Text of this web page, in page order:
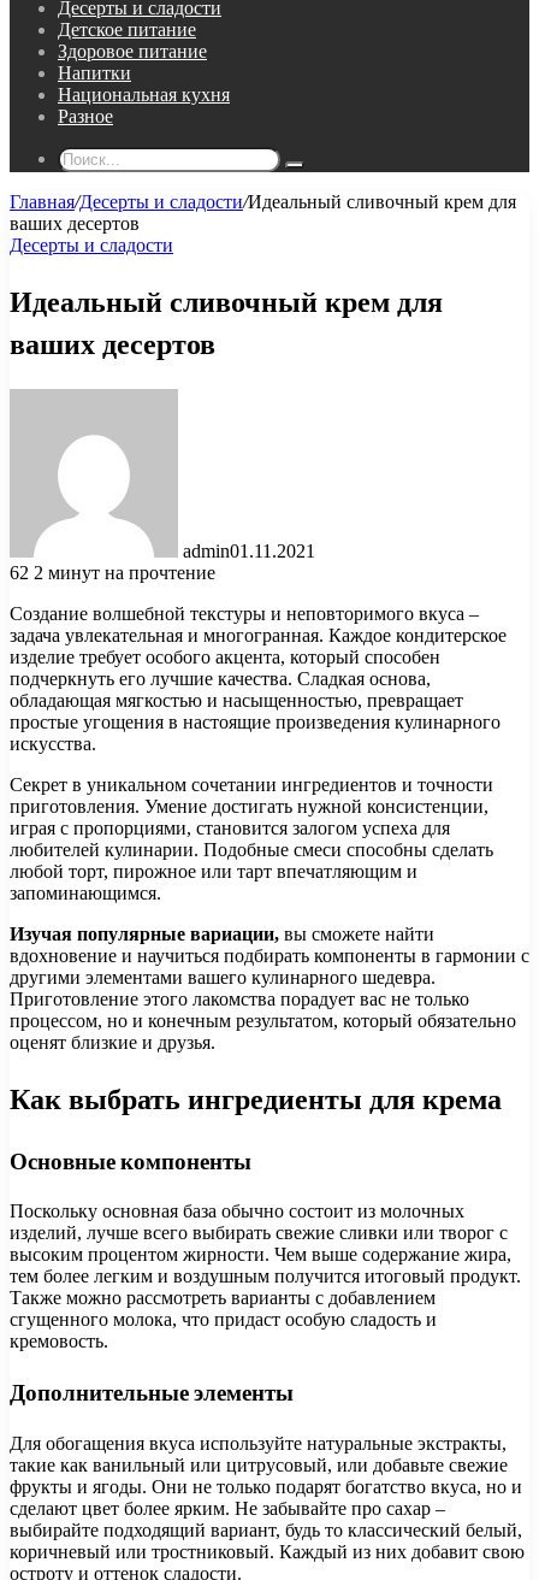
Десерты и сладости
Детское питание
Здоровое питание
Напитки
Национальная кухня
Разное
Поиск...
Главная/Десерты и сладости/Идеальный сливочный крем для
ваших десертов
Десерты и сладости
Идеальный сливочный крем для
ваших десертов
admin01.11.2021
62 2 минут на прочтение
Создание волшебной текстуры и неповторимого вкуса –
задача увлекательная и многогранная. Каждое кондитерское
изделие требует особого акцента, который способен
подчеркнуть его лучшие качества. Сладкая основа,
обладающая мягкостью и насыщенностью, превращает
простые угощения в настоящие произведения кулинарного
искусства.
Секрет в уникальном сочетании ингредиентов и точности
приготовления. Умение достигать нужной консистенции,
играя с пропорциями, становится залогом успеха для
любителей кулинарии. Подобные смеси способны сделать
любой торт, пирожное или тарт впечатляющим и
запоминающимся.
Изучая популярные вариации, вы сможете найти
вдохновение и научиться подбирать компоненты в гармонии с
другими элементами вашего кулинарного шедевра.
Приготовление этого лакомства порадует вас не только
процессом, но и конечным результатом, который обязательно
оценят близкие и друзья.
Как выбрать ингредиенты для крема
Основные компоненты
Поскольку основная база обычно состоит из молочных
изделий, лучше всего выбирать свежие сливки или творог с
высоким процентом жирности. Чем выше содержание жира,
тем более легким и воздушным получится итоговый продукт.
Также можно рассмотреть варианты с добавлением
сгущенного молока, что придаст особую сладость и
кремовость.
Дополнительные элементы
Для обогащения вкуса используйте натуральные экстракты,
такие как ванильный или цитрусовый, или добавьте свежие
фрукты и ягоды. Они не только подарят богатство вкуса, но и
сделают цвет более ярким. Не забывайте про сахар –
выбирайте подходящий вариант, будь то классический белый,
коричневый или тростниковый. Каждый из них добавит свою
остроту и оттенок сладости.